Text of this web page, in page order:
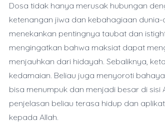
Dosa tidak hanya merusak hubungan
ketenangan jiwa dan kebahagiaan
menekankan pentingnya taubat dan
mengingatkan bahwa maksiat dapat
menjauhkan dari hidayah. Sebaliknya,
kedamaian. Beliau juga menyoroti
bisa menumpuk dan menjadi besar di sisi
penjelasan beliau terasa hidup dan
kepada Allah.